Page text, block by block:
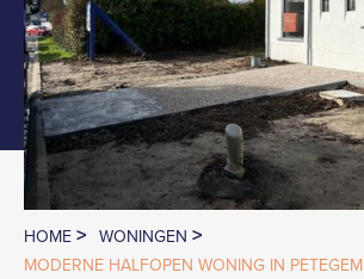
HOME> WONINGEN >
MODERNE HALFOPEN WONING IN PETEGEM